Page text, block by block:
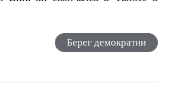
Берег демократии